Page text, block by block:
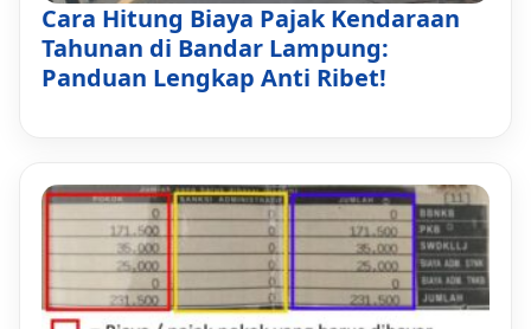
Cara Hitung Biaya Pajak Kendaraan
Tahunan di Bandar Lampung:
Panduan Lengkap Anti Ribet!